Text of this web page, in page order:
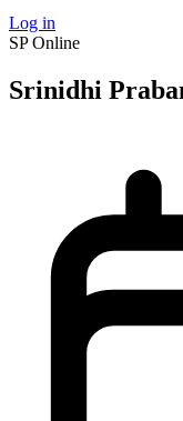
Log in
SP Online
Srinidhi